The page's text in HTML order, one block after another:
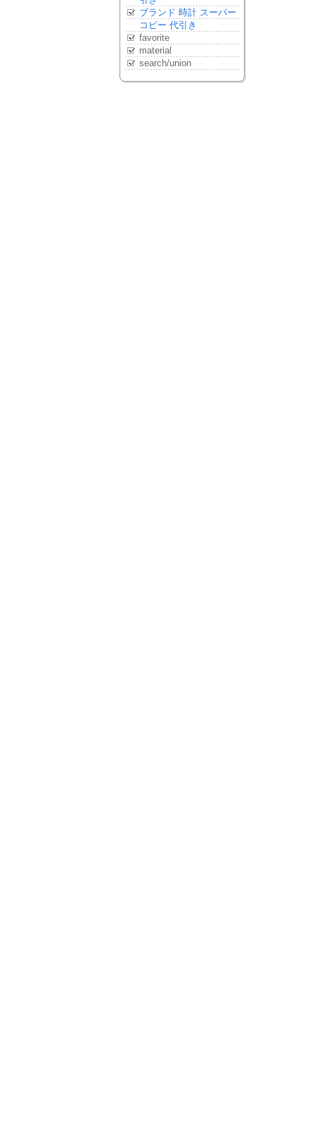
ブランド 時計 スーパー
コピー 代引き
favorite
material
search/union